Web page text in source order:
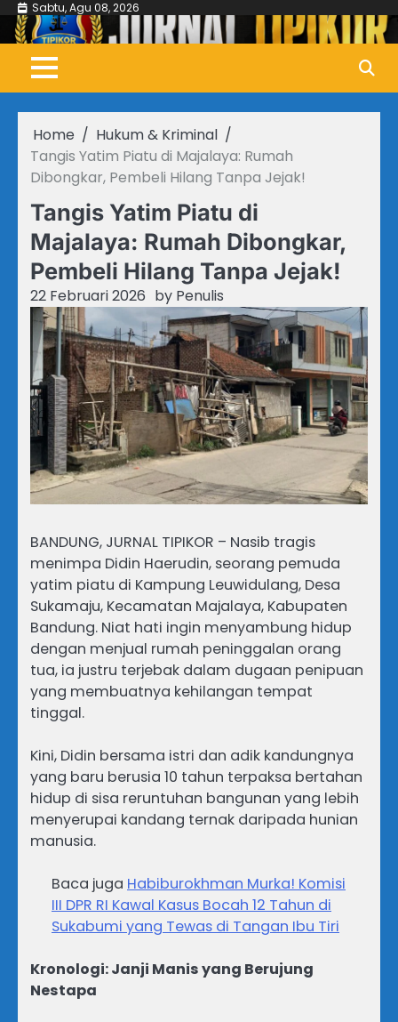
Skip
content
Sabtu, Agu 08, 2026
Home
Hukum & Kriminal
Tangis Yatim Piatu di Majalaya: Rumah
Dibongkar, Pembeli Hilang Tanpa Jejak!
Tangis Yatim Piatu di
Majalaya: Rumah Dibongkar,
Pembeli Hilang Tanpa Jejak!
22 Februari 2026 by Penulis
BANDUNG, JURNAL TIPIKOR – Nasib tragis
menimpa Didin Haerudin, seorang pemuda
yatim piatu di Kampung Leuwidulang, Desa
Sukamaju, Kecamatan Majalaya, Kabupaten
Bandung. Niat hati ingin menyambung hidup
dengan menjual rumah peninggalan orang
tua, ia justru terjebak dalam dugaan penipuan
yang membuatnya kehilangan tempat
tinggal.
Kini, Didin bersama istri dan adik kandungnya
yang baru berusia 10 tahun terpaksa bertahan
hidup di sisa reruntuhan bangunan yang lebih
menyerupai kandang ternak daripada hunian
manusia.
Baca juga Habiburokhman Murka! Komisi
III DPR RI Kawal Kasus Bocah 12 Tahun di
Sukabumi yang Tewas di Tangan Ibu Tiri
Kronologi: Janji Manis yang Berujung
Nestapa